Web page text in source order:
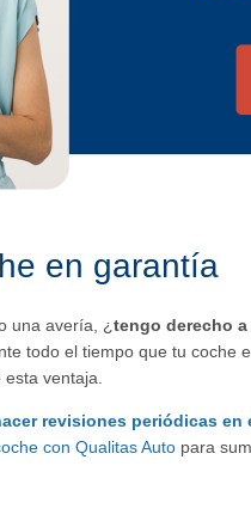
en garantía
una avería, ¿tengo derecho
todo el tiempo que tu
ventaja.
revisiones periódicas en
con Qualitas Autopara